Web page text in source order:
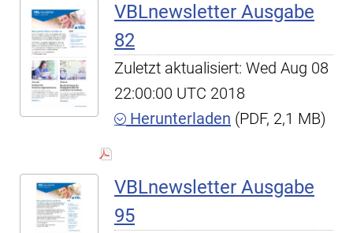
VBLnewsletter Ausgabe
82
Zuletzt aktualisiert: Wed Aug 08
22:00:00 UTC 2018
Herunterladen (PDF, 2,1 MB)
VBLnewsletter Ausgabe
95